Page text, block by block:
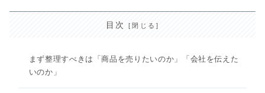
目次
まず整理すべきは「商品を売りたいのか」「会社を伝えた
いのか」